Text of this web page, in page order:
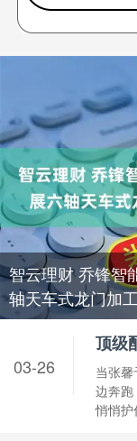
智云理财 乔锋智
轴天车式龙门加
当张
边奔
悄悄护
03-26